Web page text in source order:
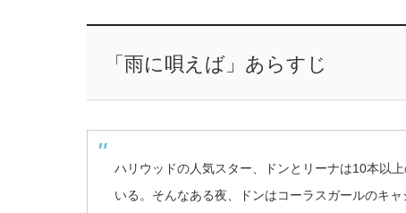
「雨に唄えば」あらすじ
ハリウッドの人気スター、ドンとリーナは10本以
いる。そんなある夜、ドンはコーラスガールのキ